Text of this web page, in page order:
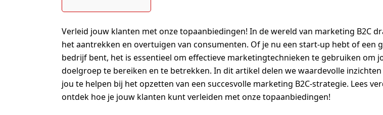
Verleid jouw klanten met onze topaanbiedingen! In de wereld van marketing B2C
het aantrekken en overtuigen van consumenten. Of je nu een start-up hebt of een
bedrijf bent, het is essentieel om effectieve marketingtechnieken te gebruiken om
doelgroep te bereiken en te betrekken. In dit artikel delen we waardevolle
jou te helpen bij het opzetten van een succesvolle marketing B2C-strategie. Lees
ontdek hoe je jouw klanten kunt verleiden met onze topaanbiedingen!